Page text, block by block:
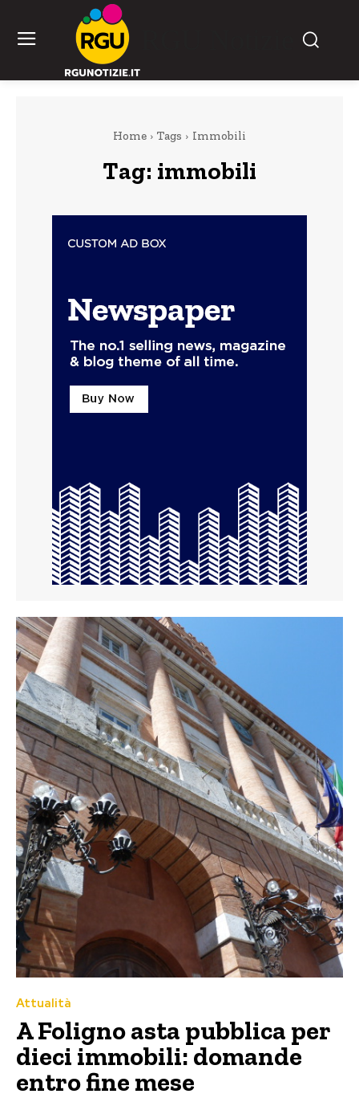
Home Tags Immobili
Tag: immobili
Attualità
A Foligno asta pubblica per
dieci immobili: domande
entro fine mese